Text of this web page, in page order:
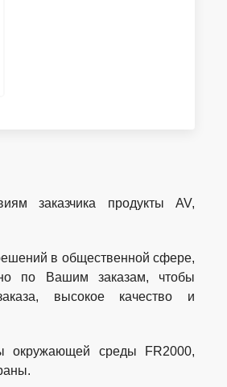
заказчика продукты AV,
в общественной сфере,
по Вашим заказам, чтобы
высокое качество и
окружающей среды FR2000,